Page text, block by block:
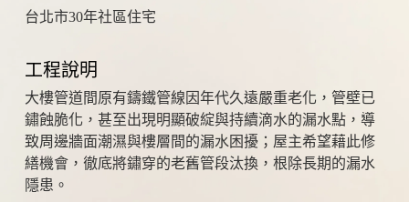
台北市30年社區住宅
工程說明
大樓管道間原有鑄鐵管線因年代久遠嚴重老化，管壁已
鏽蝕脆化，甚至出現明顯破綻與持續滴水的漏水點，導
致周邊牆面潮濕與樓層間的漏水困擾；屋主希望藉此修
繕機會，徹底將鏽穿的老舊管段汰換，根除長期的漏水
隱患。